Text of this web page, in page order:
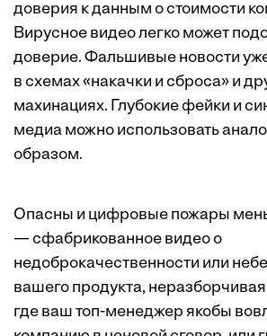
доверия к данным о стоимости
Вирусное видео легко может
доверие. Фальшивые новости
в схемах «накачки и сброса» и
махинациях. Глубокие фейки и
медиа можно использовать
образом.
Опасны и цифровые пожары
— сфабрикованное видео о
недоброкачественности или
вашего продукта,
где ваш топ-менеджер якобы